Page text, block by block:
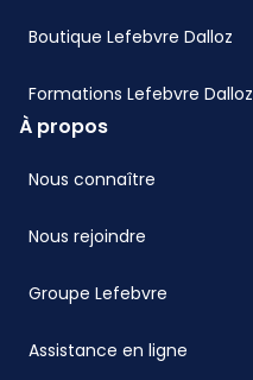
Boutique Lefebvre Dalloz
Formations Lefebvre Dalloz
À propos
Nous connaître
Nous rejoindre
Groupe Lefebvre
Assistance en ligne